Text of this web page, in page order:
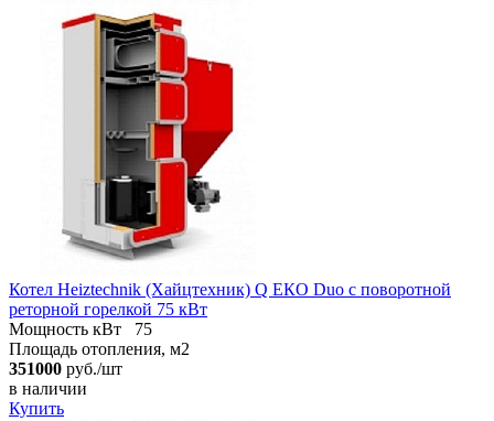
Котел Heiztechnik (Хайцтехник) Q ЕКO Duo с поворотной
реторной горелкой 75 кВт
Мощность кВт
75
Площадь отопления, м2
351000 руб./шт
в наличии
Купить